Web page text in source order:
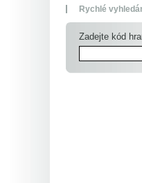
Rychlé
Zadejte kód